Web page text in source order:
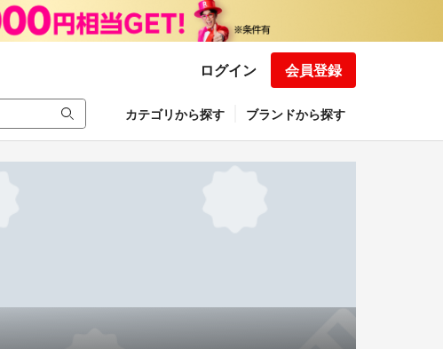
ログイン 会員登録
カテゴリから探す ブランドから探す